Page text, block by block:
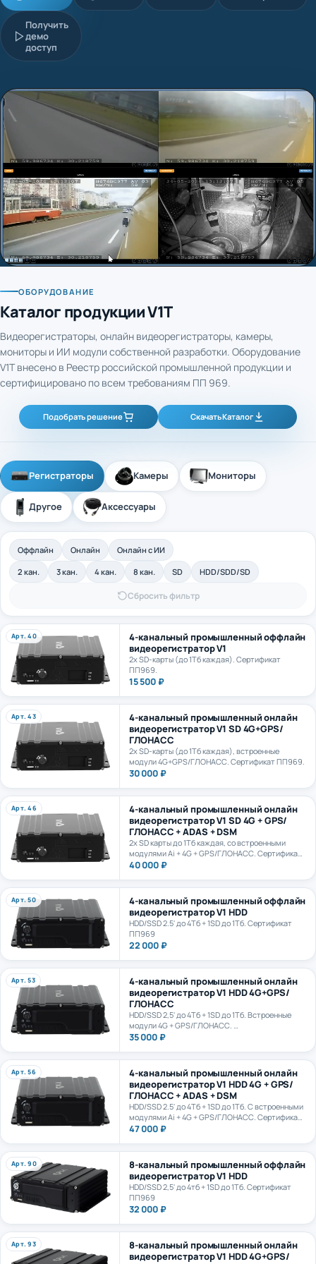
Получить
демо
доступ
Каталог продукции V1T
мониторы и ИИ модули собственной разработки. Оборудование
V1T внесено в Реестр российской промышленной продукции и
сертифицировано по всем требованиям ПП 969.
Подобрать решение Скачать Каталог
Оффлайн Онлайн Онлайн с ИИ
3 кан. 4 кан. SD HDD/SDD/SD
Арт. 40
4-канальный промышленный оффлайн
видеорегистратор V1
2х SD-карты (до 1Тб каждая). Сертификат
ПП969.
15 500 ₽
Арт. 43
4-канальный промышленный онлайн
видеорегистратор V1 SD 4G+GPS/
ГЛОНАСС
2х SD-карты (до 1Тб каждая), встроенные
модули 4G+GPS/ГЛОНАСС. Сертификат ПП969.
30 000 ₽
Арт. 46
4-канальный промышленный онлайн
видеорегистратор V1 SD 4G + GPS/
ГЛОНАСС + ADAS + DSM
2х SD карты до 1Тб каждая, со встроенными
модулями Ai + 4G + GPS/ГЛОНАСС. Сертификат
ПП969.
40 000 ₽
Арт. 50
4-канальный промышленный оффлайн
видеорегистратор V1 HDD
HDD/SSD 2.5' до 4Тб + 1SD до 1Тб. Сертификат
ПП969
22 000 ₽
Арт. 53
4-канальный промышленный онлайн
видеорегистратор V1 HDD 4G+GPS/
ГЛОНАСС
HDD/SSD 2,5' до 4Тб + 1SD до 1Тб. Встроенные
модули 4G + GPS/ГЛОНАСС.
Сертификат ПП969
35 000 ₽
Арт. 56
4-канальный промышленный онлайн
видеорегистратор V1 HDD 4G + GPS/
ГЛОНАСС + ADAS + DSM
HDD/SSD 2.5' до 4Тб + 1SD до 1Тб. С встроенными
модулями Ai + 4G + GPS/ГЛОНАСС. Сертификат
ПП969. Сертификат ИИ ГОСТ Р 70885-2023
47 000 ₽
Арт. 90
8-канальный промышленный оффлайн
видеорегистратор V1 HDD
HDD/SSD 2,5' до 4тб + 1SD до 1Тб. Сертификат
ПП969
32 000 ₽
Арт. 93
8-канальный промышленный онлайн
видеорегистратор V1 HDD 4G+GPS/
ГЛОНАСС